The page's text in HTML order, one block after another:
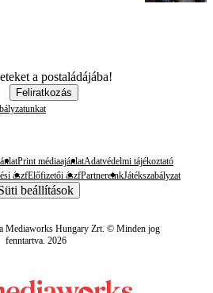
a postaládájába!
Feliratkozás
Print médiaajánlatAdatvédelmi tájékoztató
ászfElőfizetői ászfPartnereinkJátékszabályzat
beállítások
Mediaworks Hungary Zrt. © Minden jog
fenntartva. 2026